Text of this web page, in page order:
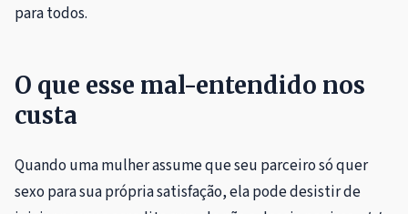
para todos.
O que esse mal-entendido nos
custa
Quando uma mulher assume que seu parceiro só quer
sexo para sua própria satisfação, ela pode desistir de